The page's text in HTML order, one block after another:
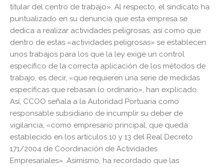
titular del centro de trabajo». Al respecto, el sindicato ha
puntualizado en su denuncia que esta empresa se
dedica a realizar actividades peligrosas, así como que
dentro de estas «actividades peligrosas» se establecen
unos trabajos para los que la ley exige un control
específico de la correcta aplicación de los métodos de
trabajo, es decir, «que requieren una serie de medidas
específicas que rebasan lo ordinario», han explicado.
Así, CCOO señala a la Autoridad Portuaria como
responsable subsidiario de incumplir su deber de
vigilancia, «como empresario principal, que queda
establecido en los artículos 10 y 13 del Real Decreto
171/2004 de Coordinación de Actividades
Empresariales». Asimismo, ha recordado que las